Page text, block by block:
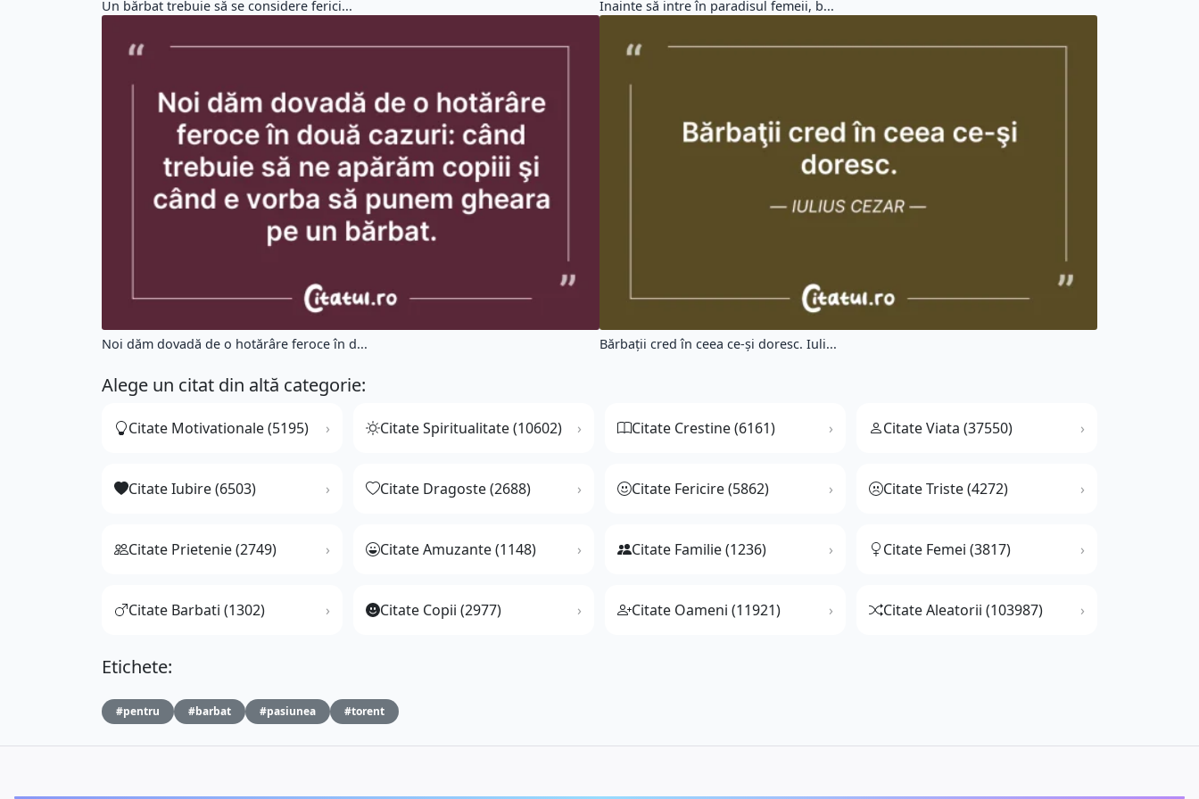
Un bărbat trebuie să se considere ferici... Înainte să intre în paradisul femeii, b...
Noi dăm dovadă de o hotărâre feroce în d... Bărbaţii cred în ceea ce-şi doresc. Iuli...
Alege un citat din altă categorie:
Citate Motivationale (5195) Citate Spiritualitate (10602) Citate Crestine (6161) Citate Viata (37550)
Citate Iubire (6503) Citate Dragoste (2688) Citate Fericire (5862) Citate Triste (4272)
Citate Prietenie (2749) Citate Amuzante (1148) Citate Familie (1236) Citate Femei (3817)
Citate Barbati (1302) Citate Copii (2977) Citate Oameni (11921) Citate Aleatorii (103987)
Etichete:
#pentru #barbat #pasiunea #torent